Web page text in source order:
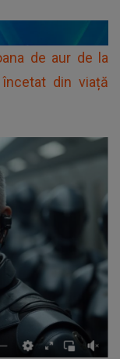
de aur de la
din viață